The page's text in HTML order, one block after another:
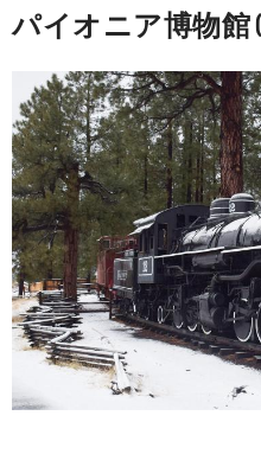
パイオニア博物館